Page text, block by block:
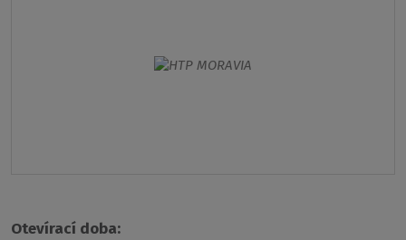
Otevírací doba: